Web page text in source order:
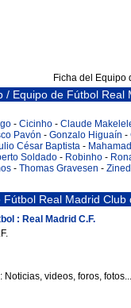
Ficha del Equipo
Equipo de Fútbol Real
- Cicinho - Claude
Pavón - Gonzalo Higuaín -
César Baptista -
Soldado - Robinho -
- Thomas Gravesen -
Real Madrid Club
: Real Madrid C.F.
videos, foros, fotos...